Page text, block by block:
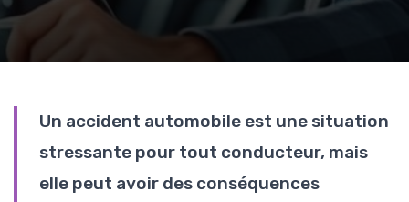
Un accident automobile est une situation
stressante pour tout conducteur, mais
elle peut avoir des conséquences